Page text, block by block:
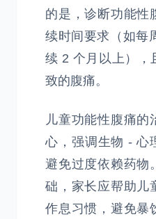
的是，诊断功能性
续时间要求（如每
续 2 个月以上），
致的腹痛。
儿童功能性腹痛的
心，强调生物 - 心
避免过度依赖药物
础，家长应帮助儿
作息习惯，避免暴